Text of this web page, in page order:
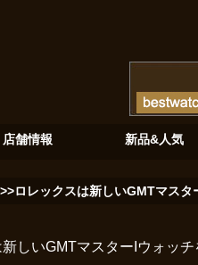
店舗情報 新品&人気
>>ロレックスは新しいGMTマス
新しいGMTマスターIウォッ